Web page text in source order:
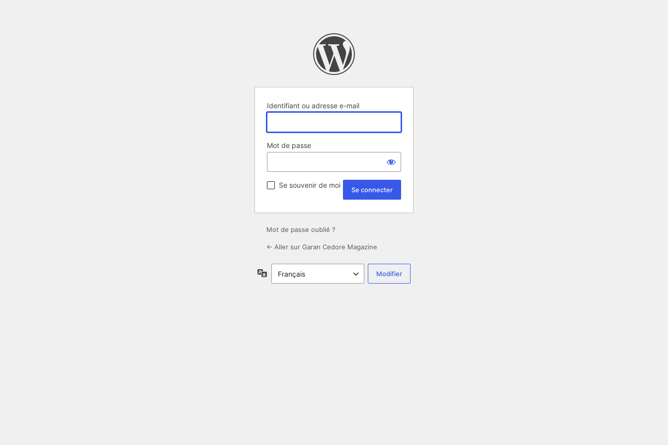
Identifiant ou adresse e-mail
Mot de passe
Se souvenir de moi
Mot de passe oublié ?
← Aller sur Garan Cedore Magazine
Langue